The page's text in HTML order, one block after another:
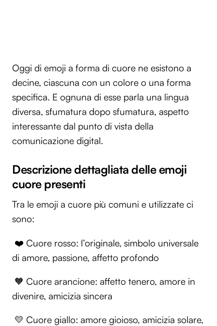
Oggi di emoji a forma di cuore ne esistono a
decine, ciascuna con un colore o una forma
specifica. E ognuna di esse parla una lingua
diversa, sfumatura dopo sfumatura, aspetto
interessante dal punto di vista della
comunicazione digital.
Descrizione dettagliata delle emoji
cuore presenti
Tra le emoji a cuore più comuni e utilizzate ci
sono:
❤️ Cuore rosso: l’originale, simbolo universale
di amore, passione, affetto profondo
🧡 Cuore arancione: affetto tenero, amore in
divenire, amicizia sincera
💛 Cuore giallo: amore gioioso, amicizia solare,